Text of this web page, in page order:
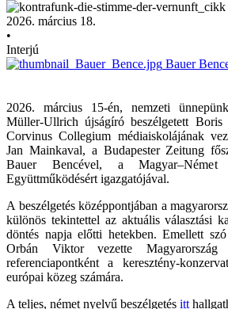
2026. március 18.
•
Interjú
Bauer
2026. március 15-én, nemzeti
Müller-Ullrich újságíró beszélgetett
Corvinus Collegium médiaiskolájának
Jan Mainkaval, a Budapester Zeitung
Bauer Bencével, a
Együttműködésért igazgatójával.
A beszélgetés középpontjában a
különös tekintettel az aktuális választási
döntés napja előtti hetekben. Emellett
Orbán Viktor vezette
referenciapontként a keresztény-
európai közeg számára.
A teljes, német nyelvű beszélgetés itt